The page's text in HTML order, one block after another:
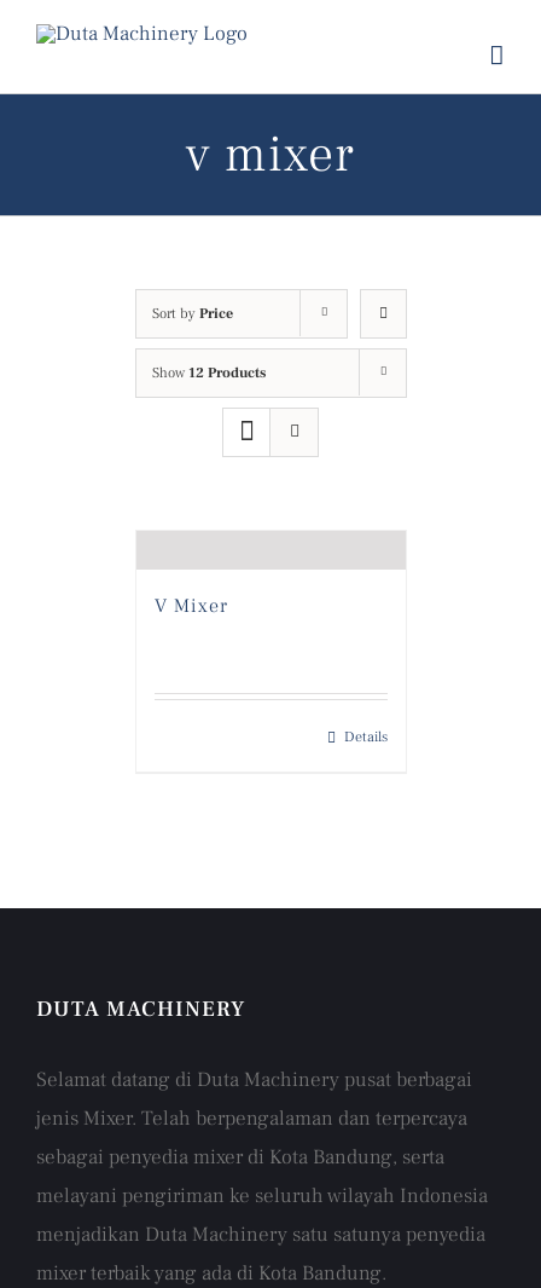
Skip
content
v mixer
Sort by Price
Show 12 Products
V Mixer
Details
DUTA MACHINERY
Selamat datang di Duta Machinery pusat berbagai
jenis Mixer. Telah berpengalaman dan terpercaya
sebagai penyedia mixer di Kota Bandung, serta
melayani pengiriman ke seluruh wilayah Indonesia
menjadikan Duta Machinery satu satunya penyedia
mixer terbaik yang ada di Kota Bandung.